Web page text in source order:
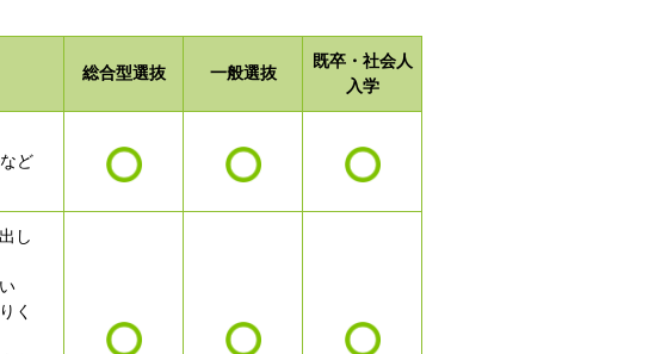
総合型選抜 一般選抜
既卒・社会人
入学
ど
し
く